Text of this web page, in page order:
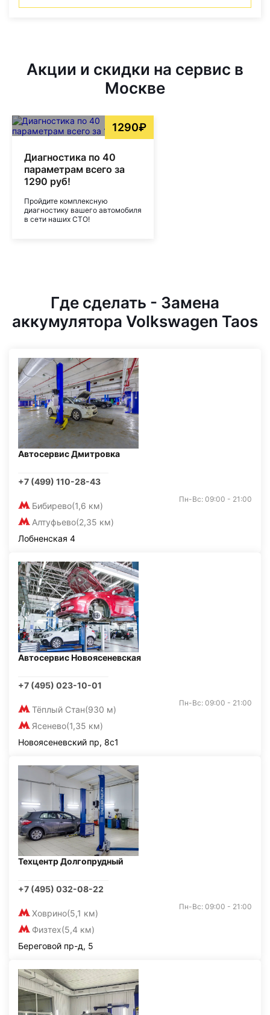
Акции и скидки на сервис в
Москве
1290₽
Диагностика по 40
параметрам всего за
1290 руб!
Пройдите комплексную
диагностику вашего автомобиля
в сети наших СТО!
Где сделать - Замена
аккумулятора Volkswagen Taos
Автосервис Дмитровка
+7 (499) 110-28-43
Бибирево(1,6 км)
Алтуфьево(2,35 км)
Пн-Вс: 09:00 - 21:00
Лобненская 4
Автосервис Новоясеневская
+7 (495) 023-10-01
Тёплый Стан(930 м)
Ясенево(1,35 км)
Пн-Вс: 09:00 - 21:00
Новоясеневский пр, 8с1
Техцентр Долгопрудный
+7 (495) 032-08-22
Ховрино(5,1 км)
Физтех(5,4 км)
Пн-Вс: 09:00 - 21:00
Береговой пр-д, 5